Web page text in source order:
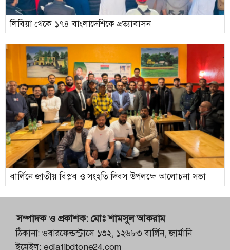
লিবিয়া থেকে ১৭৪ বাংলাদেশিকে প্রত্যাবাসন
বার্লিনে জাতীয় বিপ্লব ও সংহতি দিবস উপলক্ষে আলোচনা সভা
সম্পাদক ও প্রকাশক: মোঃ শামসুল আকরাম
ঠিকানা: ওবারফেল্ডস্ট্রাসে ১৩২, ১২৬৮৩ বার্লিন, জার্মানি
ইমেইল: ed[at]bdtone24.com